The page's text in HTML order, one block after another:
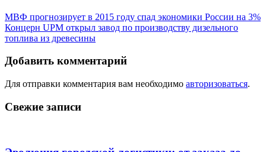
МВФ прогнозирует в 2015 году спад экономики России на 3%
Концерн UPM открыл завод по производству дизельного
топлива из древесины
Добавить комментарий
Для отправки комментария вам необходимо авторизоваться.
Свежие записи